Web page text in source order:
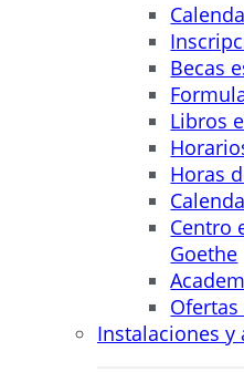
Becas
Libros
Horas
Centro
Goethe
Instalaciones y